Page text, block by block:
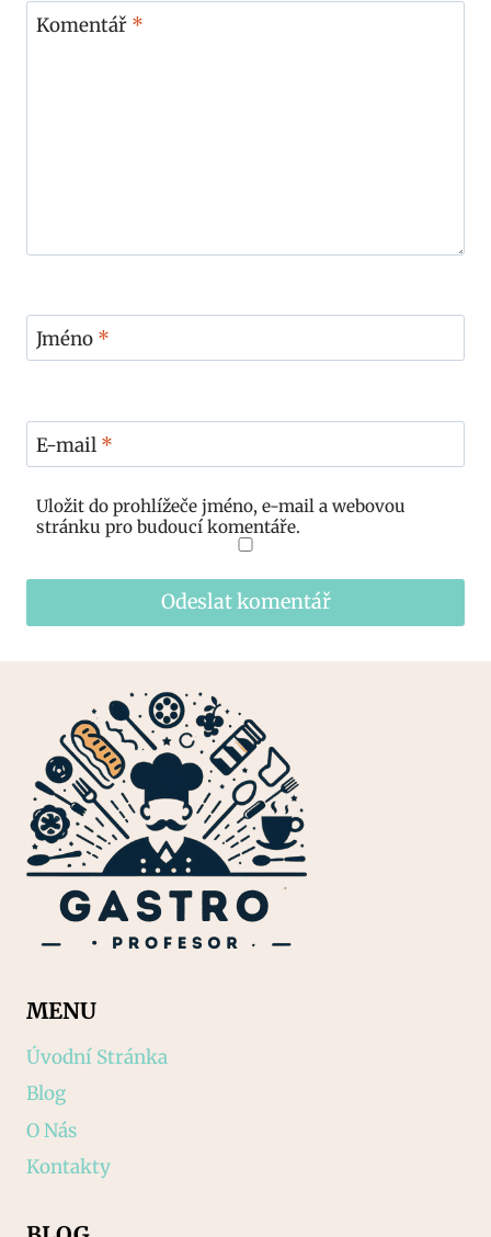
Komentář *
Jméno *
E-mail *
Uložit do prohlížeče jméno, e-mail a webovou
stránku pro budoucí komentáře.
MENU
Úvodní Stránka
Blog
O Nás
Kontakty